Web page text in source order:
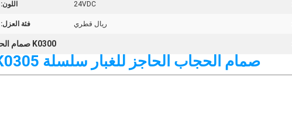
24VDC اللون:
ريال قطري فئة العزل:
K0300 صمام الحجاب الحاجز لجمع الغبار
صمام الحجاب الحاجز للغبار سلسلة QR K0300 K0301 K0305